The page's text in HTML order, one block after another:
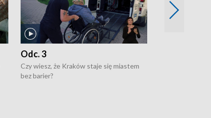
Odc. 3
Czy wiesz, że Kraków staje się miastem
bez barier?